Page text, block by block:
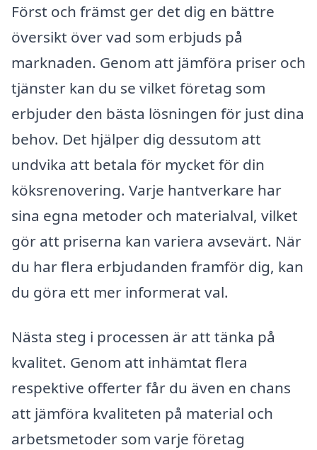
Först och främst ger det dig en bättre
översikt över vad som erbjuds på
marknaden. Genom att jämföra priser och
tjänster kan du se vilket företag som
erbjuder den bästa lösningen för just dina
behov. Det hjälper dig dessutom att
undvika att betala för mycket för din
köksrenovering. Varje hantverkare har
sina egna metoder och materialval, vilket
gör att priserna kan variera avsevärt. När
du har flera erbjudanden framför dig, kan
du göra ett mer informerat val.
Nästa steg i processen är att tänka på
kvalitet. Genom att inhämtat flera
respektive offerter får du även en chans
att jämföra kvaliteten på material och
arbetsmetoder som varje företag